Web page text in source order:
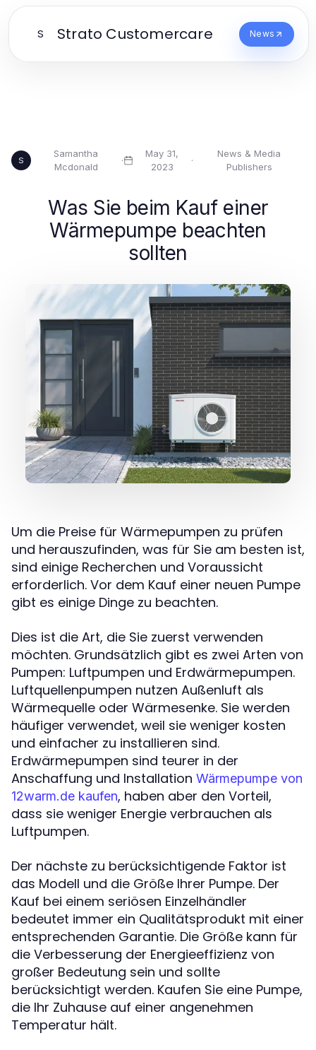
S Strato Customercare News
S
Samantha
Mcdonald
·
May 31,
2023
·
News & Media
Publishers
Was Sie beim Kauf einer
Wärmepumpe beachten
sollten
Um die Preise für Wärmepumpen zu prüfen
und herauszufinden, was für Sie am besten ist,
sind einige Recherchen und Voraussicht
erforderlich. Vor dem Kauf einer neuen Pumpe
gibt es einige Dinge zu beachten.
Dies ist die Art, die Sie zuerst verwenden
möchten. Grundsätzlich gibt es zwei Arten von
Pumpen: Luftpumpen und Erdwärmepumpen.
Luftquellenpumpen nutzen Außenluft als
Wärmequelle oder Wärmesenke. Sie werden
häufiger verwendet, weil sie weniger kosten
und einfacher zu installieren sind.
Erdwärmepumpen sind teurer in der
Anschaffung und Installation Wärmepumpe von
12warm.de kaufen, haben aber den Vorteil,
dass sie weniger Energie verbrauchen als
Luftpumpen.
Der nächste zu berücksichtigende Faktor ist
das Modell und die Größe Ihrer Pumpe. Der
Kauf bei einem seriösen Einzelhändler
bedeutet immer ein Qualitätsprodukt mit einer
entsprechenden Garantie. Die Größe kann für
die Verbesserung der Energieeffizienz von
großer Bedeutung sein und sollte
berücksichtigt werden. Kaufen Sie eine Pumpe,
die Ihr Zuhause auf einer angenehmen
Temperatur hält.